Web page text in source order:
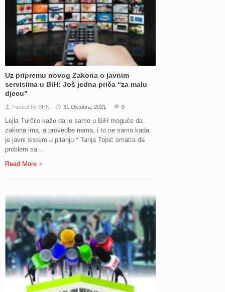
Uz pripremu novog Zakona o javnim
servisima u BiH: Još jedna priča “za malu
djecu”
Posted by BHN 31 Oktobra, 2021 0
Lejla Turčilo kaže da je samo u BiH moguće da
zakona ima, a provedbe nema, i to ne samo kada
je javni sistem u pitanju * Tanja Topić smatra da
problem sa...
Read More